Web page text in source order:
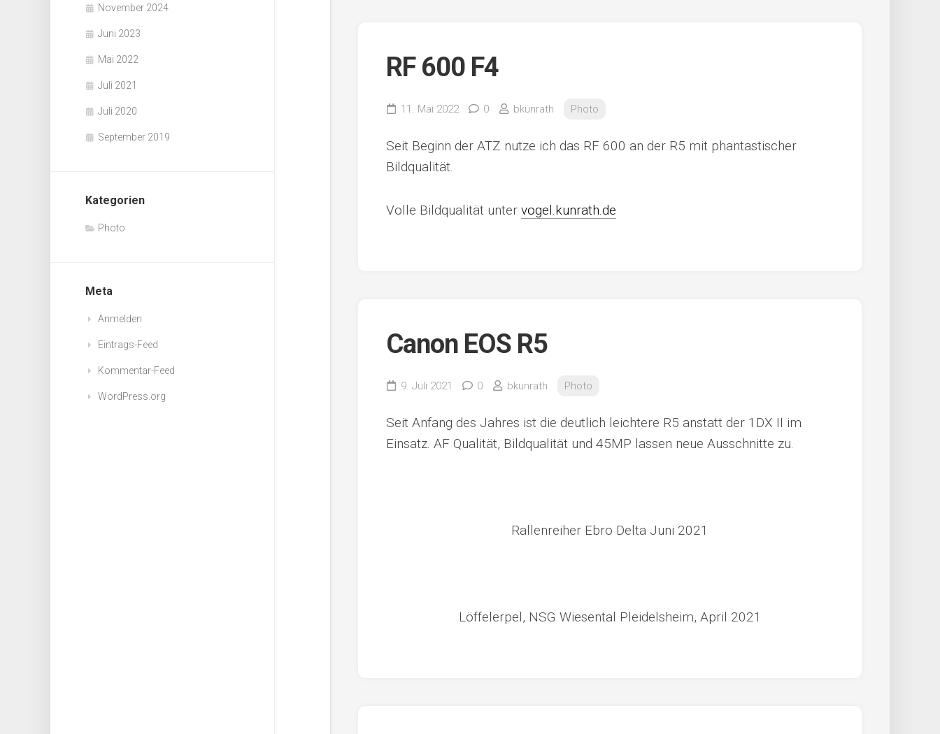
November 2024
Juni 2023
Mai 2022
Juli 2021
Juli 2020
September 2019
Kategorien
Photo
Meta
Anmelden
Eintrags-Feed
Kommentar-Feed
WordPress.org
RF 600 F4
11. Mai 2022 0 bkunrath Photo
Seit Beginn der ATZ nutze ich das RF 600 an der R5 mit phantastischer
Bildqualität.
Volle Bildqualität unter vogel.kunrath.de
Canon EOS R5
9. Juli 2021 0 bkunrath Photo
Seit Anfang des Jahres ist die deutlich leichtere R5 anstatt der 1DX II im
Einsatz. AF Qualität, Bildqualität und 45MP lassen neue Ausschnitte zu.
Rallenreiher Ebro Delta Juni 2021
Löffelerpel, NSG Wiesental Pleidelsheim, April 2021